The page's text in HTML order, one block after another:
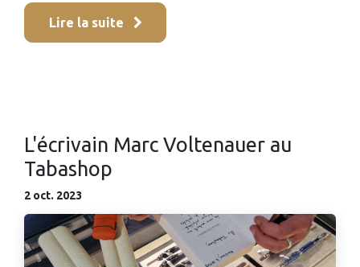
Lire la suite
L'écrivain Marc Voltenauer au
Tabashop
2 oct. 2023